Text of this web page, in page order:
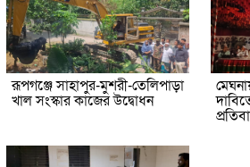
রূপগঞ্জে সাহাপুর-মুশরী-তেলিপাড়া
খাল সংস্কার কাজের উদ্বোধন